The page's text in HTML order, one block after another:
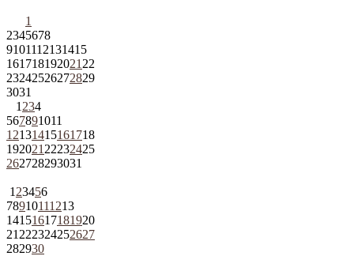
1
2345678
9101112131415
161718192021 22
23242526272829
3031
1 234
567891011
12131415161718
192021 22232425
262728293031
1 23456
78910111213
14151617181920
21 222324252627
282930